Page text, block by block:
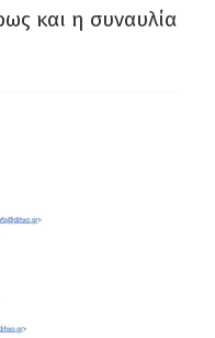
και η συναυλία